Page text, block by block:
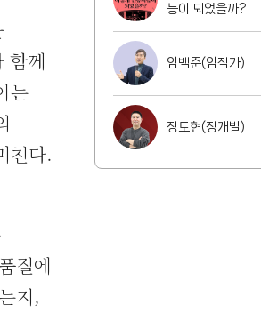
함께
는
친다.
질에
지,
능이 되었을까?
임백준(임작가)
정도현(정개발)